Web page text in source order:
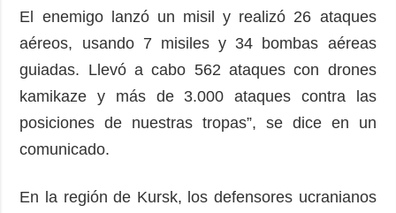
El enemigo lanzó un misil y realizó 26 ataques
aéreos, usando 7 misiles y 34 bombas aéreas
guiadas. Llevó a cabo 562 ataques con drones
kamikaze y más de 3.000 ataques contra las
posiciones de nuestras tropas”, se dice en un
comunicado.
En la región de Kursk, los defensores ucranianos